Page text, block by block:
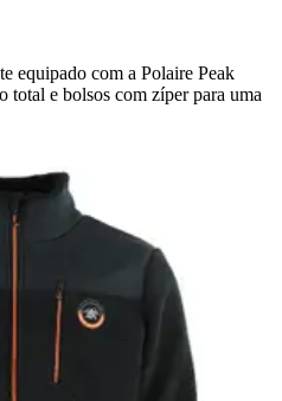
equipado com a Polaire Peak
total e bolsos com zíper para uma